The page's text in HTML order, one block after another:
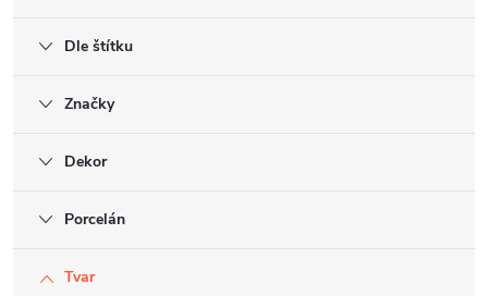
Dle štítku
Značky
Dekor
Porcelán
Tvar